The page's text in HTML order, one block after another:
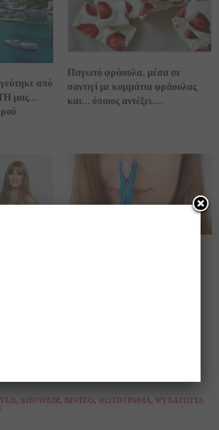
από
μας…
Παγωτό φράουλα, μέσα σε
σαντιγί με κομμάτια φράουλας
και… όποιος αντέξει….
!! ….
…
, SHOWBIZ, ΒΊΝΤΕΟ, ΦΩΤΟΓΡΑΦΊΑ, ΨΥΧΑΓΩΓΊΑ